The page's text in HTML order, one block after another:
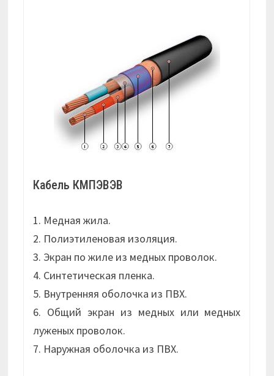
Кабель КМПЭВЭВ
1. Медная жила.
2. Полиэтиленовая изоляция.
3. Экран по жиле из медных проволок.
4. Синтетическая пленка.
5. Внутренняя оболочка из ПВХ.
6. Общий экран из медных или медных
луженых проволок.
7. Наружная оболочка из ПВХ.